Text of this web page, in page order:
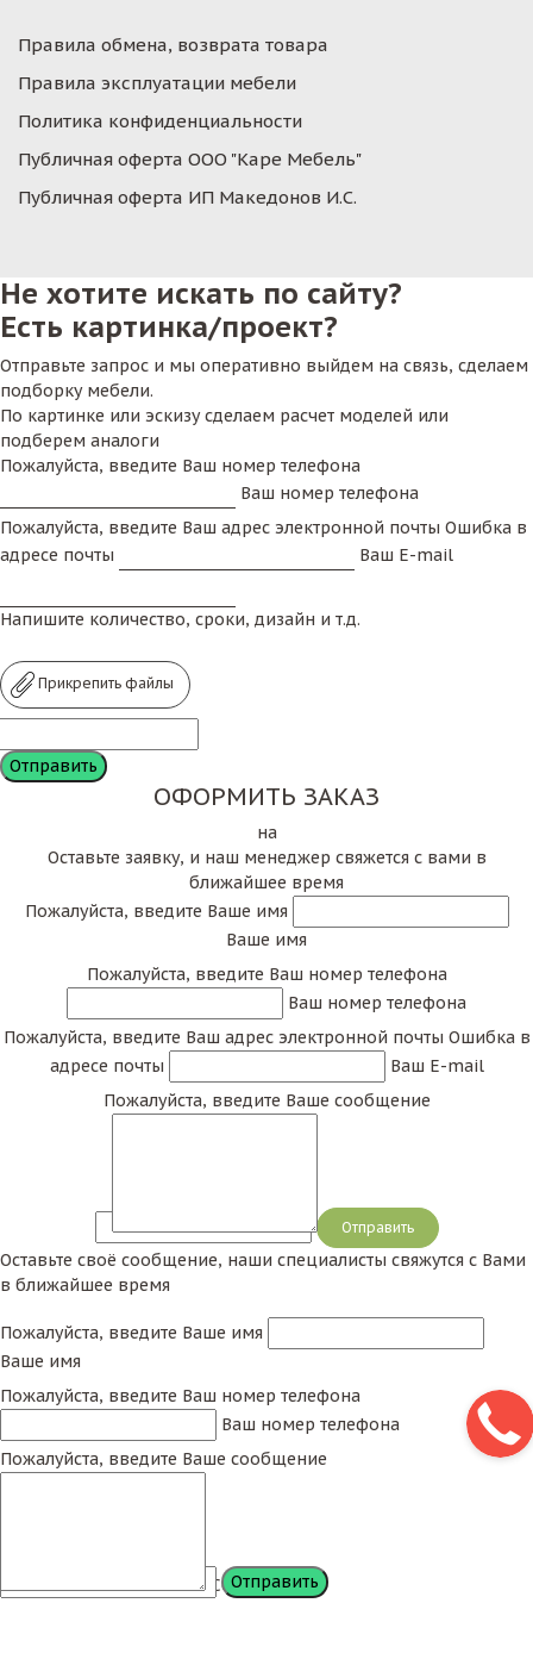
Правила обмена, возврата товара
Правила эксплуатации мебели
Политика конфиденциальности
Публичная оферта ООО "Каре Мебель"
Публичная оферта ИП Македонов И.С.
Не хотите искать по сайту?
Есть картинка/проект?
Отправьте запрос и мы оперативно выйдем на связь, сделаем
подборку мебели.
По картинке или эскизу сделаем расчет моделей или
подберем аналоги
Пожалуйста, введите Ваш номер телефона
Ваш номер телефона
Пожалуйста, введите Ваш адрес электронной почты Ошибка в
адресе почты
Ваш E-mail
Напишите количество, сроки, дизайн и т.д.
Прикрепить файлы
ОФОРМИТЬ ЗАКАЗ
на
Оставьте заявку, и наш менеджер свяжется с вами в
ближайшее время
Пожалуйста, введите Ваше имя
Ваше имя
Пожалуйста, введите Ваш номер телефона
Ваш номер телефона
Пожалуйста, введите Ваш адрес электронной почты Ошибка в
адресе почты
Ваш E-mail
Пожалуйста, введите Ваше сообщение
Сообщение
Оставьте своё сообщение, наши специалисты свяжутся с Вами
в ближайшее время
Пожалуйста, введите Ваше имя
Ваше имя
Пожалуйста, введите Ваш номер телефона
Ваш номер телефона
Пожалуйста, введите Ваше сообщение
Сообщение